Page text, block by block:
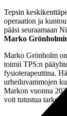
Tepsin
operaation ja
pääsi seuraamaan
Marko
Marko Grönholm
toimii TPS:n
fysioterapeuttina.
urheiluvammojen
Markon vuonna
voit tutustua